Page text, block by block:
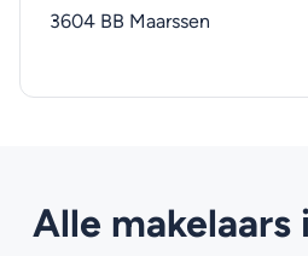
3604 BB Maarssen
Alle makelaars